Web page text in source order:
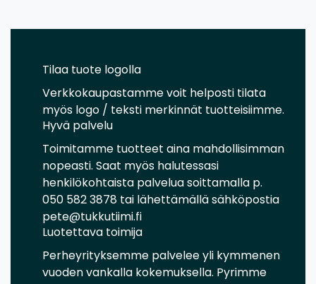
Tilaa tuote logolla
Verkkokaupastamme voit helposti tilata
myös logo / teksti merkinnät tuotteisiimme.
Hyvä palvelu
Toimitamme tuotteet aina mahdollisimman
nopeasti. Saat myös halutessasi
henkilökohtaista palvelua soittamalla p.
050 582 3878 tai lähettämällä sähköpostia
pete@tukkutiimi.fi
Luotettava toimija
Perheyrityksemme palvelee yli kymmenen
vuoden vankalla kokemuksella. Pyrimme